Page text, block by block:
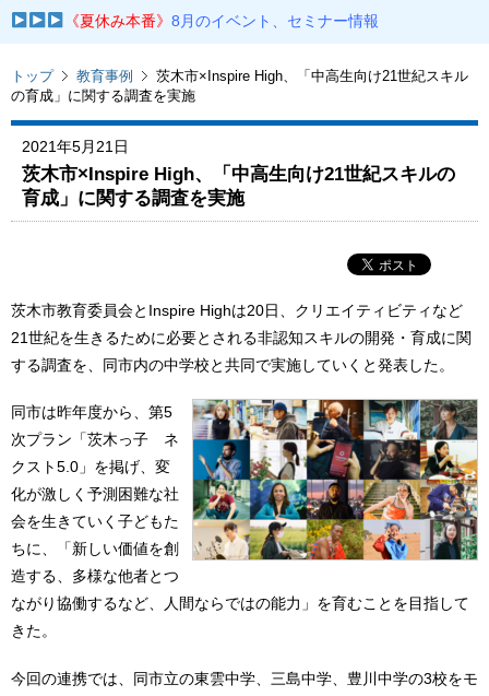
《夏休み本番》8月のイベント、セミナー情報
トップ 教育事例
茨木市×Inspire High、「中高生向け21世紀スキル
の育成」に関する調査を実施
2021年5月21日
茨木市×Inspire High、「中高生向け21世紀スキルの
育成」に関する調査を実施
茨木市教育委員会とInspire Highは20日、クリエイティビティなど
21世紀を生きるために必要とされる非認知スキルの開発・育成に関
する調査を、同市内の中学校と共同で実施していくと発表した。
同市は昨年度から、第5
次プラン「茨木っ子 ネ
クスト5.0」を掲げ、変
化が激しく予測困難な社
会を生きていく子どもた
ちに、「新しい価値を創
造する、多様な他者とつ
ながり協働するなど、人間ならではの能力」を育むことを目指して
きた。
今回の連携では、同市立の東雲中学、三島中学、豊川中学の3校をモ